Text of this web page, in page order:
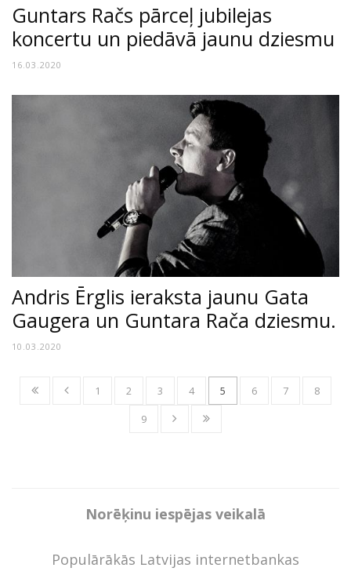
Guntars Račs pārceļ jubilejas
koncertu un piedāvā jaunu dziesmu
16.03.2020
Andris Ērglis ieraksta jaunu Gata
Gaugera un Guntara Rača dziesmu.
10.03.2020
1 2 3 4 5 6 7
8
9
Norēķinu iespējas veikalā
Populārākās Latvijas internetbankas